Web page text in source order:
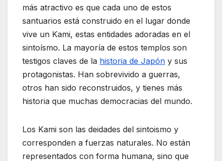
más atractivo es que cada uno de estos
santuarios está construido en el lugar donde
vive un Kami, estas entidades adoradas en el
sintoísmo. La mayoría de estos templos son
testigos claves de la historia de Japón y sus
protagonistas. Han sobrevivido a guerras,
otros han sido reconstruidos, y tienes más
historia que muchas democracias del mundo.
Los Kami son las deidades del sintoismo y
corresponden a fuerzas naturales. No están
representados con forma humana, sino que